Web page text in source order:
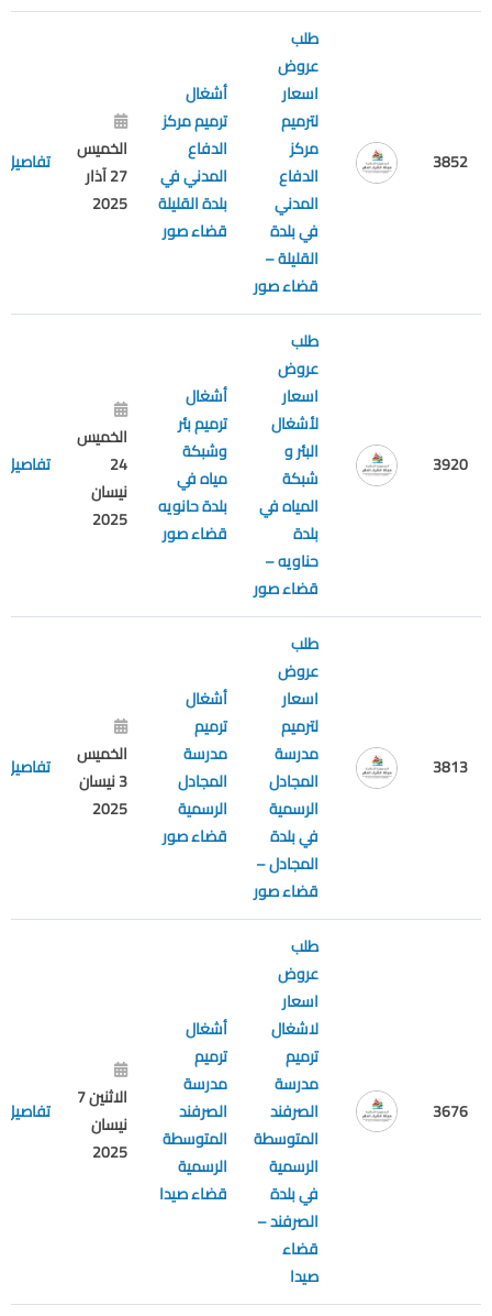
3852
طلب
عروض
اسعار
لترميم
مركز
الدفاع
المدني
في بلدة
القليلة –
قضاء صور
أشغال
ترميم مركز
الدفاع
المدني في
بلدة القليلة
قضاء صور
الخميس
27 آذار
2025
تفاصيل
3920
طلب
عروض
اسعار
لأشغال
البئر و
شبكة
المياه في
بلدة
حناويه –
قضاء صور
أشغال
ترميم بئر
وشبكة
مياه في
بلدة حانويه
قضاء صور
الخميس
24
نيسان
2025
تفاصيل
3813
طلب
عروض
اسعار
لترميم
مدرسة
المجادل
الرسمية
في بلدة
المجادل –
قضاء صور
أشغال
ترميم
مدرسة
المجادل
الرسمية
قضاء صور
الخميس
3 نيسان
2025
تفاصيل
3676
طلب
عروض
اسعار
لاشغال
ترميم
مدرسة
الصرفند
المتوسطة
الرسمية
في بلدة
الصرفند –
قضاء
صيدا
أشغال
ترميم
مدرسة
الصرفند
المتوسطة
الرسمية
قضاء صيدا
الاثنين 7
نيسان
2025
تفاصيل